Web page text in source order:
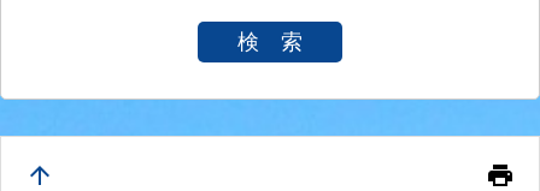
検 索
arrow_upward print